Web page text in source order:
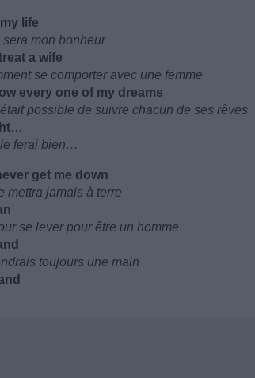
life
mon bonheur
a wife
se comporter avec une femme
every one of my dreams
possible de suivre chacun de ses rêves
le ferai bien…
get me down
mettra jamais à terre
se lever pour être un homme
toujours une main